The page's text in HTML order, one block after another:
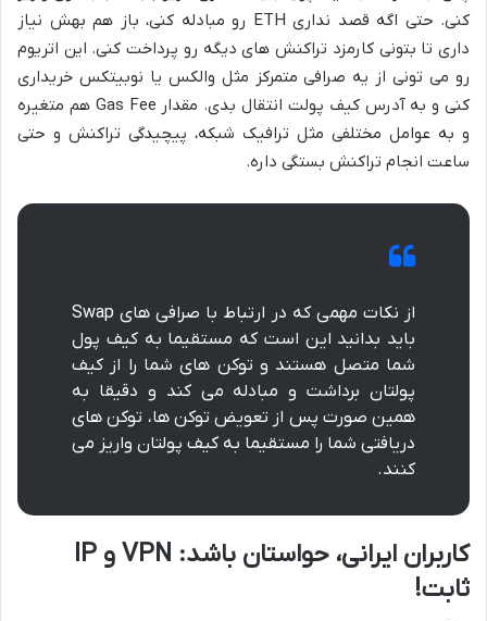
کنی. حتی اگه قصد نداری ETH رو مبادله کنی، باز هم بهش نیاز
داری تا بتونی کارمزد تراکنش های دیگه رو پرداخت کنی. این اتریوم
رو می تونی از یه صرافی متمرکز مثل والکس یا نوبیتکس خریداری
کنی و به آدرس کیف پولت انتقال بدی. مقدار Gas Fee هم متغیره
و به عوامل مختلفی مثل ترافیک شبکه، پیچیدگی تراکنش و حتی
ساعت انجام تراکنش بستگی داره.
از نکات مهمی که در ارتباط با صرافی های Swap
باید بدانید این است که مستقیما به کیف پول
شما متصل هستند و توکن های شما را از کیف
پولتان برداشت و مبادله می کند و دقیقا به
همین صورت پس از تعویض توکن ها، توکن های
دریافتی شما را مستقیما به کیف پولتان واریز می
کنند.
کاربران ایرانی، حواستان باشد: VPN و IP
ثابت!